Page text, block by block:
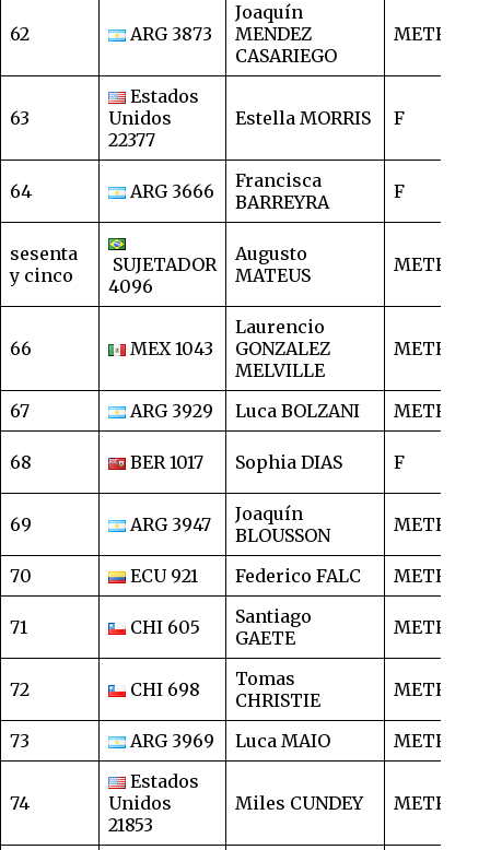
62 ARG 3873
Joaquín
MENDEZ
CASARIEGO
METRO
63
Estados
Unidos
22377
Estella MORRIS F
64 ARG 3666
Francisca
BARREYRA
F
sesenta
y cinco
SUJETADOR
4096
Augusto
MATEUS
METRO
66 MEX 1043
Laurencio
GONZALEZ
MELVILLE
METRO
67 ARG 3929 Luca BOLZANI METRO
68 BER 1017 Sophia DIAS F
69 ARG 3947
Joaquín
BLOUSSON
METRO
70 ECU 921 Federico FALC METRO
71 CHI 605
Santiago
GAETE
METRO
72 CHI 698
Tomas
CHRISTIE
METRO
73 ARG 3969 Luca MAIO METRO
74
Estados
Unidos
21853
Miles CUNDEY METRO